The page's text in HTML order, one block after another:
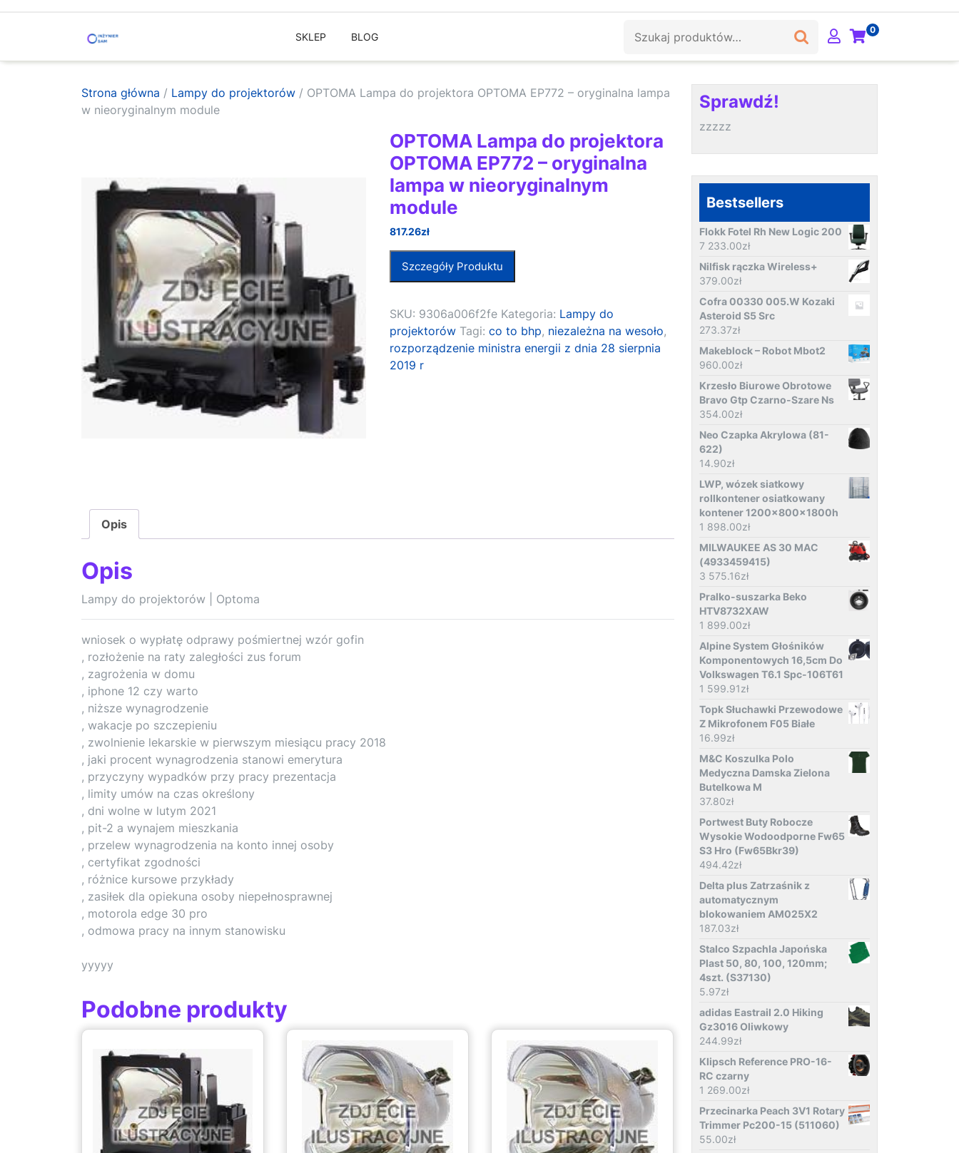
SKLEP BLOG
0
Strona główna / Lampy do projektorów / OPTOMA Lampa do projektora OPTOMA EP772 – oryginalna lampa
w nieoryginalnym module
OPTOMA Lampa do projektora
OPTOMA EP772 – oryginalna
lampa w nieoryginalnym
module
817.26zł
Szczegóły Produktu
SKU: 9306a006f2fe Kategoria: Lampy do
projektorów Tagi:co to bhp, niezależna na wesoło,
rozporządzenie ministra energii z dnia 28 sierpnia
2019 r
Opis
Opis
Lampy do projektorów | Optoma
wniosek o wypłatę odprawy pośmiertnej wzór gofin
, rozłożenie na raty zaległości zus forum
, zagrożenia w domu
, iphone 12 czy warto
, niższe wynagrodzenie
, wakacje po szczepieniu
, zwolnienie lekarskie w pierwszym miesiącu pracy 2018
, jaki procent wynagrodzenia stanowi emerytura
, przyczyny wypadków przy pracy prezentacja
, limity umów na czas określony
, dni wolne w lutym 2021
, pit-2 a wynajem mieszkania
, przelew wynagrodzenia na konto innej osoby
, certyfikat zgodności
, różnice kursowe przykłady
, zasiłek dla opiekuna osoby niepełnosprawnej
, motorola edge 30 pro
, odmowa pracy na innym stanowisku
yyyyy
Podobne produkty
Sprawdź!
zzzzz
Bestsellers
Flokk Fotel Rh New Logic 200
7 233.00zł
Nilfisk rączka Wireless+
379.00zł
Cofra 00330 005.W Kozaki
Asteroid S5 Src
273.37zł
Makeblock – Robot Mbot2
960.00zł
Krzesło Biurowe Obrotowe
Bravo Gtp Czarno-Szare Ns
354.00zł
Neo Czapka Akrylowa (81-
622)
14.90zł
LWP, wózek siatkowy
rollkontener osiatkowany
kontener 1200x800x1800h
1 898.00zł
MILWAUKEE AS 30 MAC
(4933459415)
3 575.16zł
Pralko-suszarka Beko
HTV8732XAW
1 899.00zł
Alpine System Głośników
Komponentowych 16,5cm Do
Volkswagen T6.1 Spc-106T61
1 599.91zł
Topk Słuchawki Przewodowe
Z Mikrofonem F05 Białe
16.99zł
M&C Koszulka Polo
Medyczna Damska Zielona
Butelkowa M
37.80zł
Portwest Buty Robocze
Wysokie Wodoodporne Fw65
S3 Hro (Fw65Bkr39)
494.42zł
Delta plus Zatrzaśnik z
automatycznym
blokowaniem AM025X2
187.03zł
Stalco Szpachla Japońska
Plast 50, 80, 100, 120mm;
4szt. (S37130)
5.97zł
adidas Eastrail 2.0 Hiking
Gz3016 Oliwkowy
244.99zł
Klipsch Reference PRO-16-
RC czarny
1 269.00zł
Przecinarka Peach 3V1 Rotary
Trimmer Pc200-15 (511060)
55.00zł